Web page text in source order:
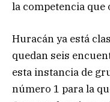
la competencia que
Huracán ya está
quedan seis
esta instancia de
número 1 para la